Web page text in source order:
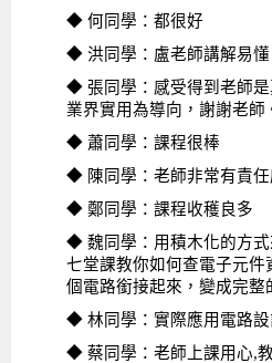
◆ 何同學：都很好
◆ 洪同學：盧老師講解易懂
◆ 張同學：感受得到老師
業界實用為導向，謝謝老師
◆ 蕭同學：課程很棒
◆ 陳同學：老師非常有責任
◆ 鄭同學：課程收穫良多
◆ 魏同學：用積木化的方式
七堂課教你如何查電子元件
個電路銜接起來，變成完整
◆ 林同學：實際應用電路設
◆ 蔡同學：老師上課用心,